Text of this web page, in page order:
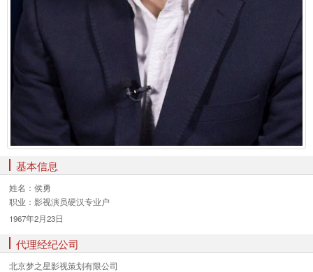
基本信息
姓名： 侯勇
职业： 影视演员硬汉专业户
1967年2月23日
代理经纪公司
北京梦之星影视策划有限公司